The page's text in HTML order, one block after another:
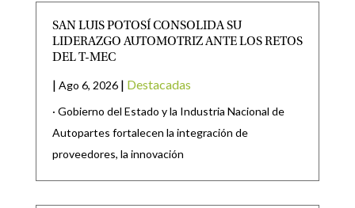
SAN LUIS POTOSÍ CONSOLIDA SU
LIDERAZGO AUTOMOTRIZ ANTE LOS RETOS
DEL T-MEC
| Ago 6, 2026 | Destacadas
· Gobierno del Estado y la Industria Nacional de
Autopartes fortalecen la integración de
proveedores, la innovación